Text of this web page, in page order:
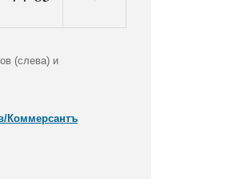
(слева) и
Коммерсантъ